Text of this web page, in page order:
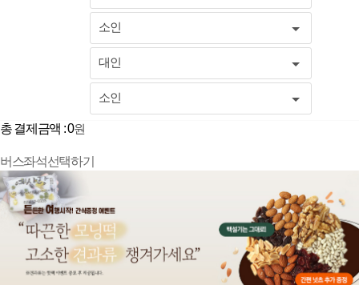
소인
대인
소인
총 결제금액 :0원
버스좌석선택하기